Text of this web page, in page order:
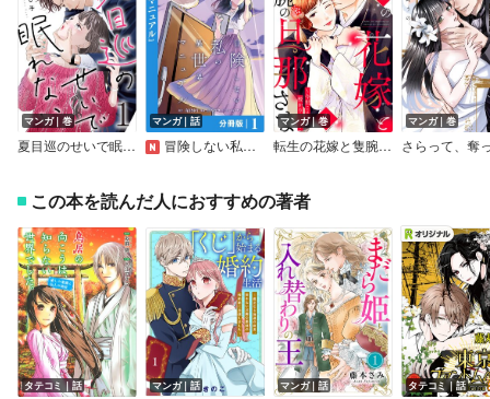
マンガ｜巻
夏目巡のせいで眠れない
マンガ｜話
冒険しない私の異世界マニュアル【分冊版】
マンガ｜巻
転生の花嫁と隻腕の旦那さま～今世こそは授かります～
マンガ｜巻
この本を読んだ人におすすめの著者
タテコミ｜話 マンガ｜話 マンガ｜話 タテコミ｜話